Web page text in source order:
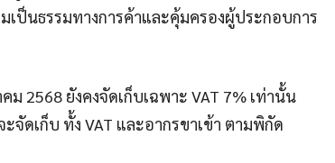
เป็นธรรมทางการค้าและคุ้มครองผู้ประกอบการ
2568 ยังคงจัดเก็บเฉพาะ VAT 7% เท่านั้น
จัดเก็บ ทั้ง VAT และอากรขาเข้า ตามพิกัด